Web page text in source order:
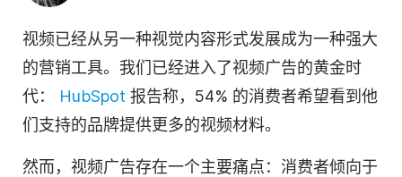
视频已经从另一种视觉内容形式发展成为一种强大
的营销工具。我们已经进入了视频广告的黄金时
代： HubSpot 报告称，54% 的消费者希望看到他
们支持的品牌提供更多的视频材料。
然而， 视频广告存在一个主要痛点：消费者倾向于